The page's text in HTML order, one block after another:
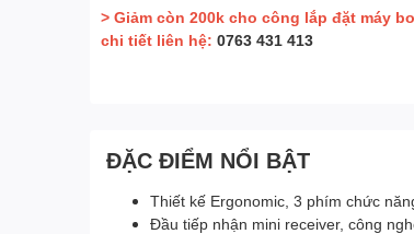
> Giảm còn 200k cho công lắp đặt máy
chi tiết liên hệ: 0763 431 413
ĐẶC ĐIỂM NỔI BẬT
Thiết kế Ergonomic, 3 phím chức
Đầu tiếp nhận mini receiver, công